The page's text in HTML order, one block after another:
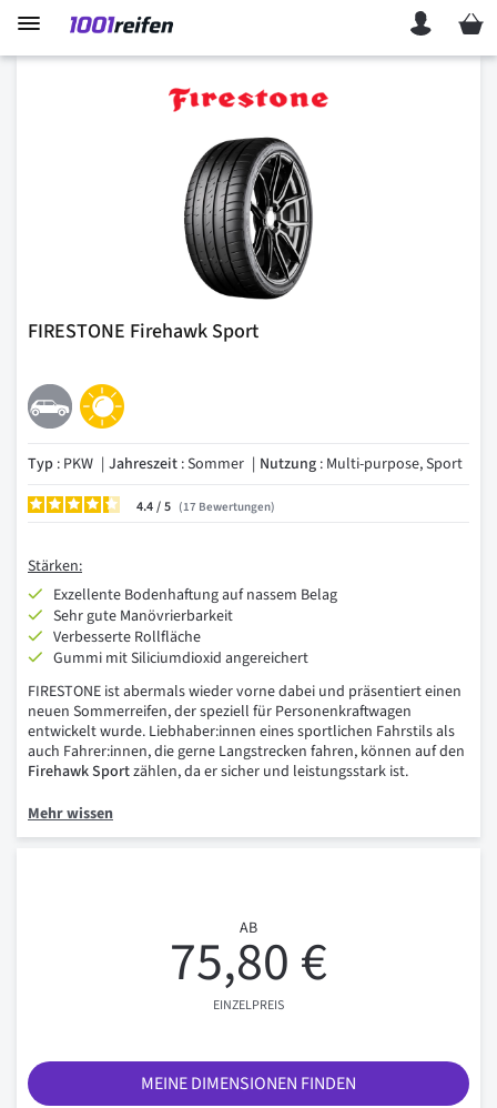
Mein
FIRESTONE Firehawk Sport
Typ : PKW Jahreszeit : Sommer Nutzung : Multi-purpose, Sport
4.4/ 17 Bewertungen
Stärken:
Exzellente Bodenhaftung auf nassem Belag
Sehr gute Manövrierbarkeit
Verbesserte Rollfläche
Gummi mit Siliciumdioxid angereichert
FIRESTONE ist abermals wieder vorne dabei und präsentiert einen
neuen Sommerreifen, der speziell für Personenkraftwagen
entwickelt wurde. Liebhaber:innen eines sportlichen Fahrstils als
auch Fahrer:innen, die gerne Langstrecken fahren, können auf den
Firehawk Sportzählen, da er sicher und leistungsstark ist.
Mehr wissen
AB
75,80 €
EINZELPREIS
MEINE DIMENSIONEN FINDEN